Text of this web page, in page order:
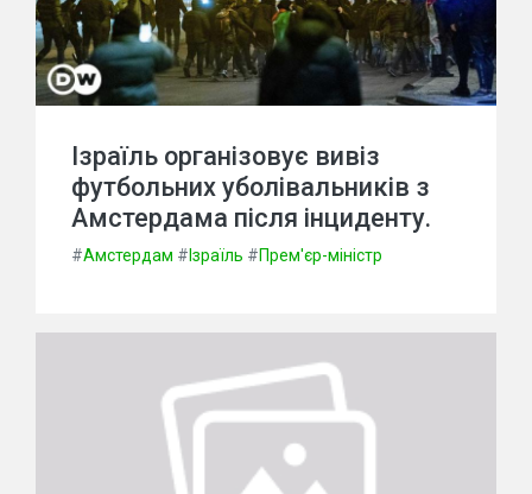
Ізраїль організовує вивіз
футбольних уболівальників з
Амстердама після інциденту.
#Амстердам # Ізраїль #Прем'єр-міністр